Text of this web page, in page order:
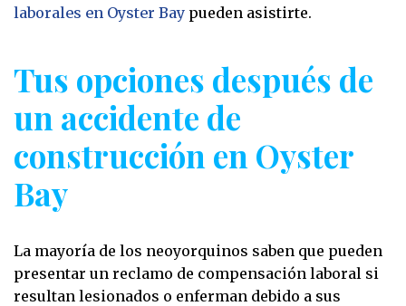
laborales en Oyster Bay pueden asistirte.
Tus opciones después de
un accidente de
construcción en Oyster
Bay
La mayoría de los neoyorquinos saben que pueden
presentar un reclamo de compensación laboral si
resultan lesionados o enferman debido a sus